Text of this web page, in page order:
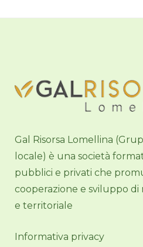
Gal Risorsa Lomellina
locale) è una società
pubblici e privati che
cooperazione e sviluppo di
e territoriale
Informativa privacy